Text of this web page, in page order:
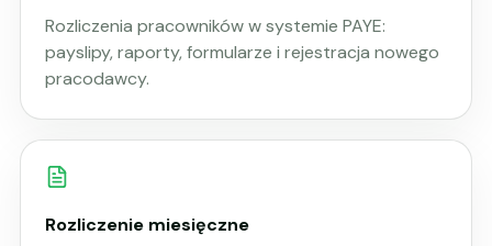
Rozliczenia pracowników w systemie PAYE:
payslipy, raporty, formularze i rejestracja nowego
pracodawcy.
Rozliczenie miesięczne